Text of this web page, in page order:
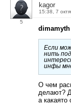
5
kagor
15:38, 7
dimamyth
Если
нить
инфы
О чем
делают?
а какаято